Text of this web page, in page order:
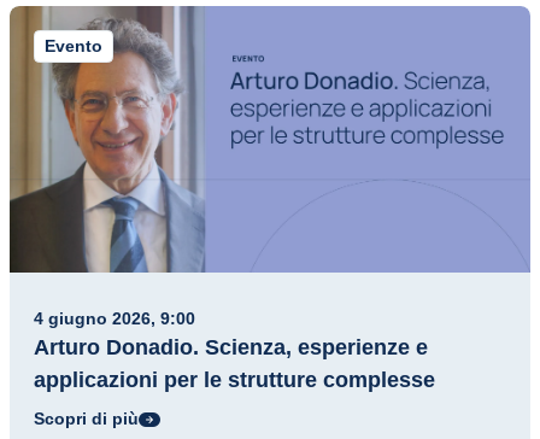
Evento
4 giugno 2026, 9:00
Arturo Donadio. Scienza, esperienze e
applicazioni per le strutture complesse
Scopri di più